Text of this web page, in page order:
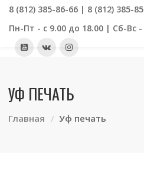
8 (812) 385-86-66 | 8 (812) 385-
Пн-Пт - с 9.00 до 18.00 | Сб-Вс
УФ ПЕЧАТЬ
Главная Уф печать